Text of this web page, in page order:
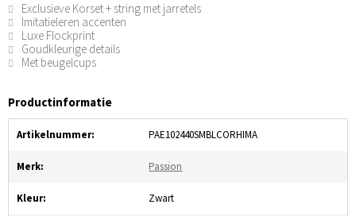
Exclusieve Korset + string met jarretels
Imitatieleren accenten
Luxe Flockprint
Goudkleurige details
Met beugelcups
Productinformatie
Artikelnummer: PAE102440SMBLCORHIMA
Merk: Passion
Kleur: Zwart